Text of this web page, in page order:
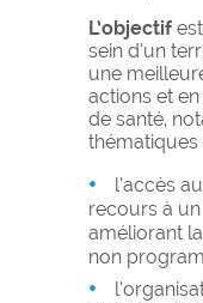
L’objectifest
sein d’un
une
actions et
de santé,
thématiques
l’accès
recours à
améliorant
non